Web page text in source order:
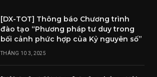
[DX-TOT] Thông báo Chương trình
đào tạo “Phương pháp tư duy trong
bối cảnh phức hợp của Kỷ nguyên số”
THÁNG 10 3, 2025